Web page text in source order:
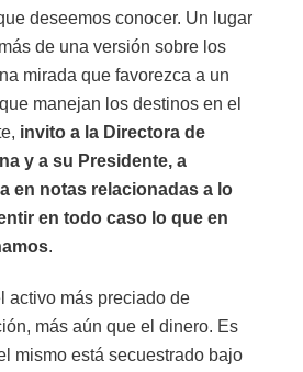
deseemos conocer. Un lugar
de una versión sobre los
mirada que favorezca a un
manejan los destinos en el
invito a la Directora de
y a su Presidente, a
en notas relacionadas a lo
en todo caso lo que en
.
activo más preciado de
más aún que el dinero. Es
mismo está secuestrado bajo